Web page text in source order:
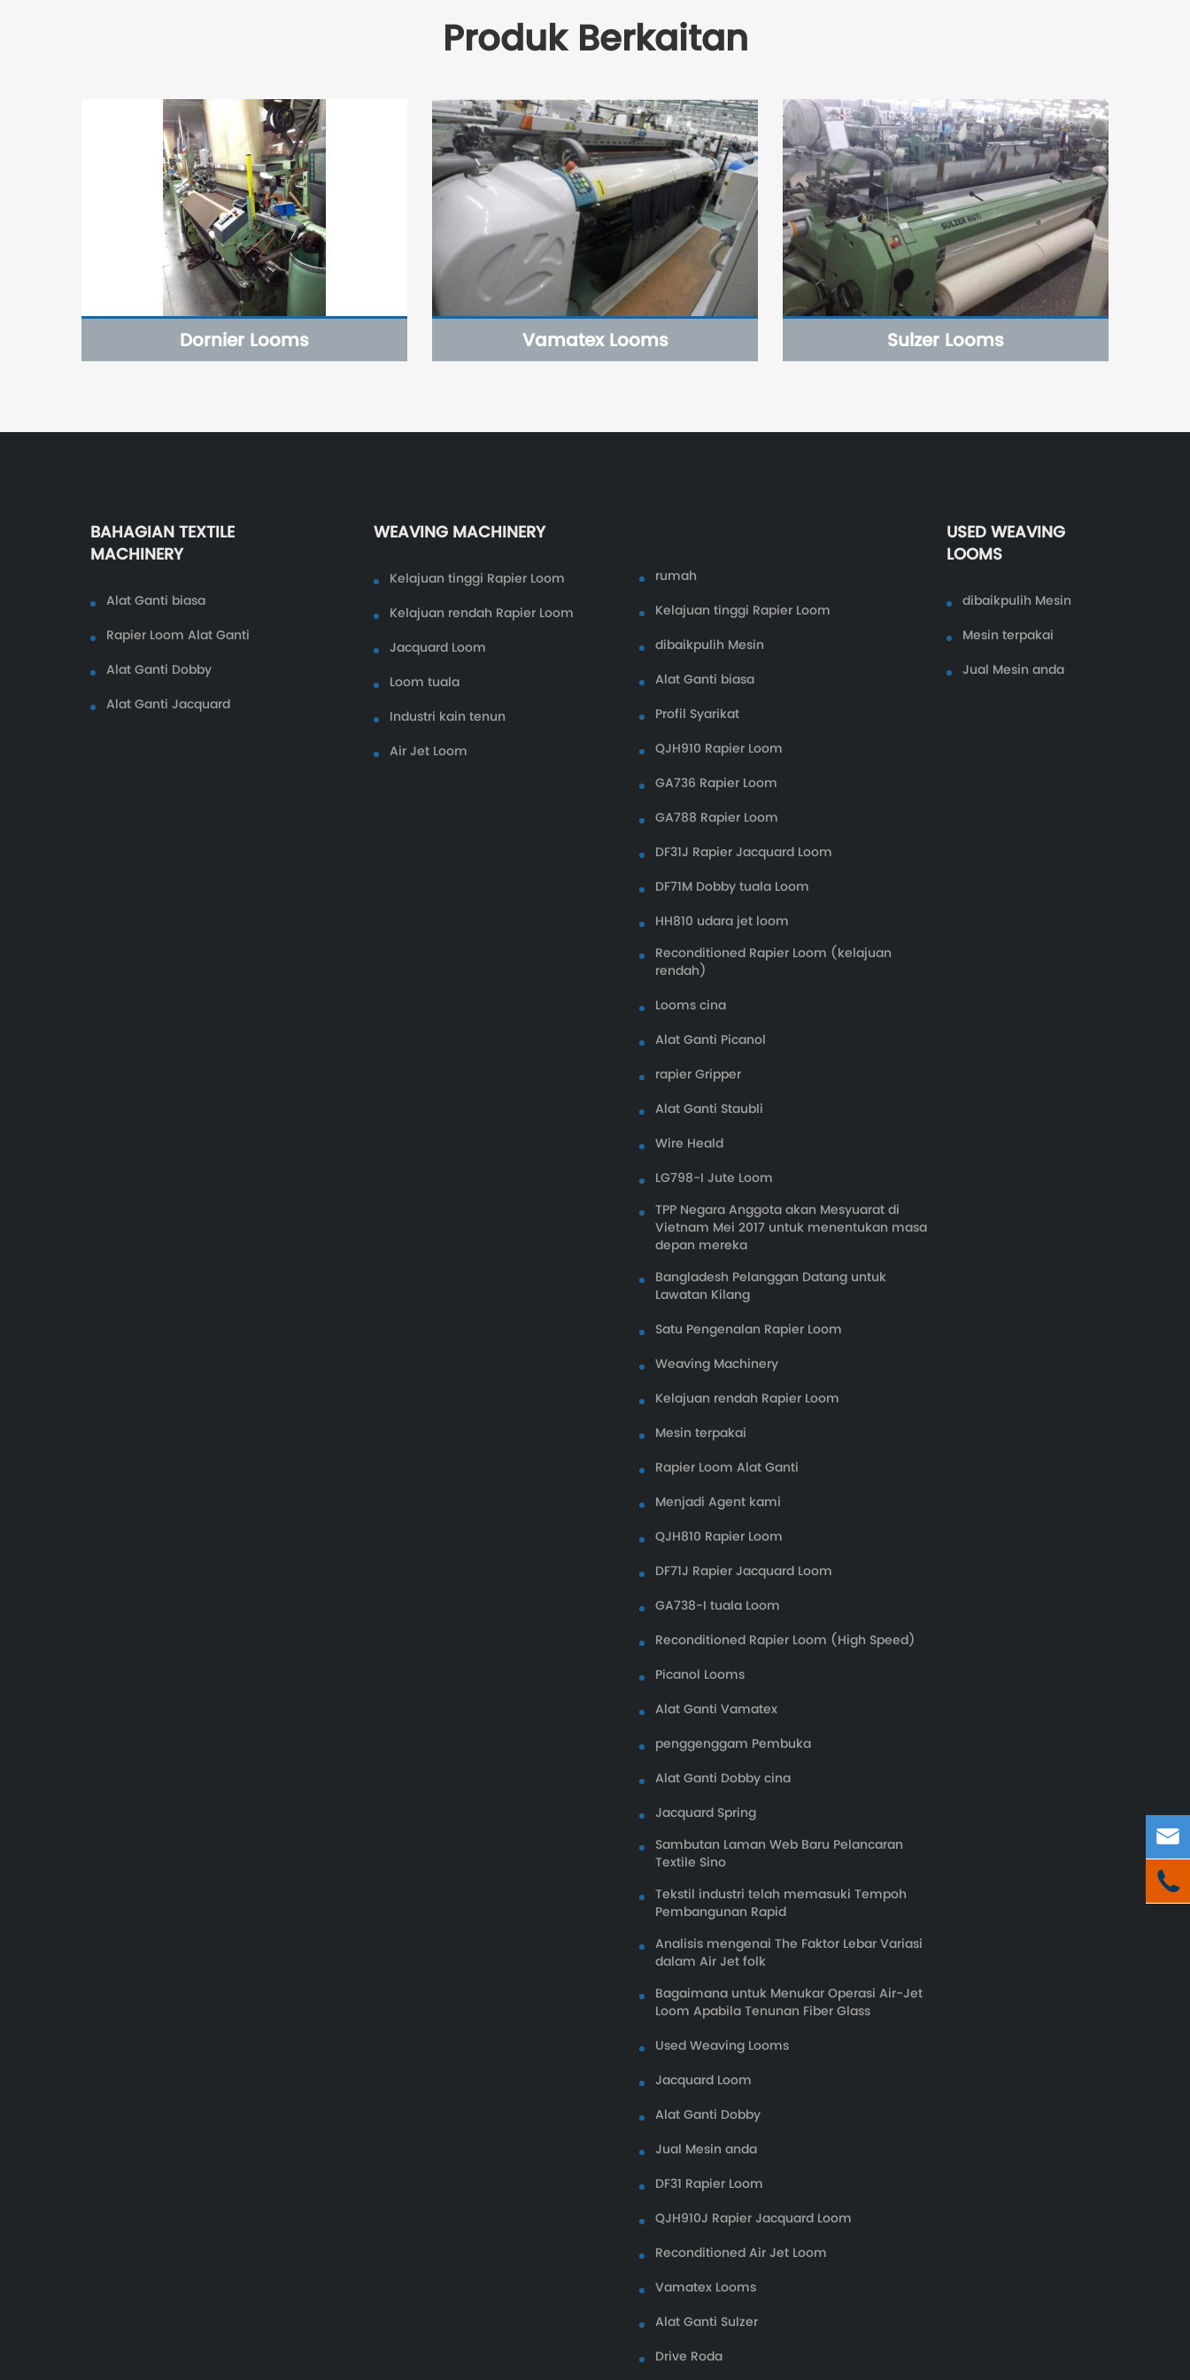
Produk Berkaitan
Dornier Looms Vamatex Looms Sulzer Looms
BAHAGIAN TEXTILE
MACHINERY
Alat Ganti biasa
Rapier Loom Alat Ganti
Alat Ganti Dobby
Alat Ganti Jacquard
WEAVING MACHINERY
Kelajuan tinggi Rapier Loom
Kelajuan rendah Rapier Loom
Jacquard Loom
Loom tuala
Industri kain tenun
Air Jet Loom
rumah
Kelajuan tinggi Rapier Loom
dibaikpulih Mesin
Alat Ganti biasa
Profil Syarikat
QJH910 Rapier Loom
GA736 Rapier Loom
GA788 Rapier Loom
DF31J Rapier Jacquard Loom
DF71M Dobby tuala Loom
HH810 udara jet loom
Reconditioned Rapier Loom (kelajuan
rendah)
Looms cina
Alat Ganti Picanol
rapier Gripper
Alat Ganti Staubli
Wire Heald
LG798-I Jute Loom
TPP Negara Anggota akan Mesyuarat di
Vietnam Mei 2017 untuk menentukan masa
depan mereka
Bangladesh Pelanggan Datang untuk
Lawatan Kilang
Satu Pengenalan Rapier Loom
Weaving Machinery
Kelajuan rendah Rapier Loom
Mesin terpakai
Rapier Loom Alat Ganti
Menjadi Agent kami
QJH810 Rapier Loom
DF71J Rapier Jacquard Loom
GA738-I tuala Loom
Reconditioned Rapier Loom (High Speed)
Picanol Looms
Alat Ganti Vamatex
penggenggam Pembuka
Alat Ganti Dobby cina
Jacquard Spring
Sambutan Laman Web Baru Pelancaran
Textile Sino
Tekstil industri telah memasuki Tempoh
Pembangunan Rapid
Analisis mengenai The Faktor Lebar Variasi
dalam Air Jet folk
Bagaimana untuk Menukar Operasi Air-Jet
Loom Apabila Tenunan Fiber Glass
Used Weaving Looms
Jacquard Loom
Alat Ganti Dobby
Jual Mesin anda
DF31 Rapier Loom
QJH910J Rapier Jacquard Loom
Reconditioned Air Jet Loom
Vamatex Looms
Alat Ganti Sulzer
Drive Roda
USED WEAVING
LOOMS
dibaikpulih Mesin
Mesin terpakai
Jual Mesin anda

